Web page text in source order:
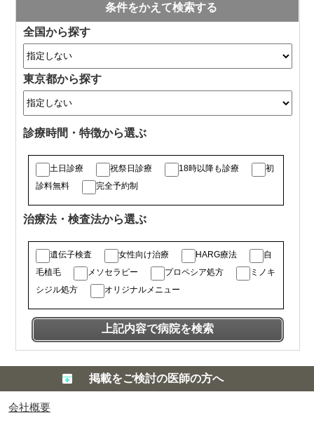
条件をかえて検索する
全国から探す
東京都から探す
診療時間・特徴から選ぶ
土日診療 祝祭日診療 18時以降も診療
初
診料無料
完全予約制
治療法・検査法から選ぶ
遺伝子検査 女性向け治療 HARG療法
自
毛植毛
メソセラピー プロペシア処方
ミノキ
シジル処方
オリジナルメニュー
掲載をご検討の医師の方へ
会社概要